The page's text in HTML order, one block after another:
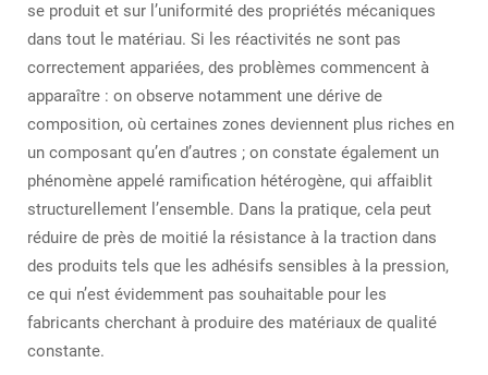
se produit et sur l’uniformité des propriétés mécaniques
dans tout le matériau. Si les réactivités ne sont pas
correctement appariées, des problèmes commencent à
apparaître : on observe notamment une dérive de
composition, où certaines zones deviennent plus riches en
un composant qu’en d’autres ; on constate également un
phénomène appelé ramification hétérogène, qui affaiblit
structurellement l’ensemble. Dans la pratique, cela peut
réduire de près de moitié la résistance à la traction dans
des produits tels que les adhésifs sensibles à la pression,
ce qui n’est évidemment pas souhaitable pour les
fabricants cherchant à produire des matériaux de qualité
constante.